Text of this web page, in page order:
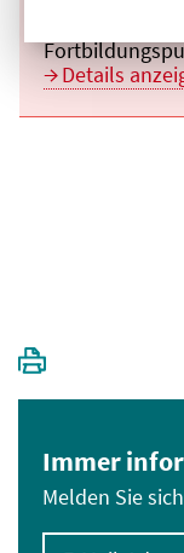
Details
Immer
Melden Sie
E-Mail-Adresse